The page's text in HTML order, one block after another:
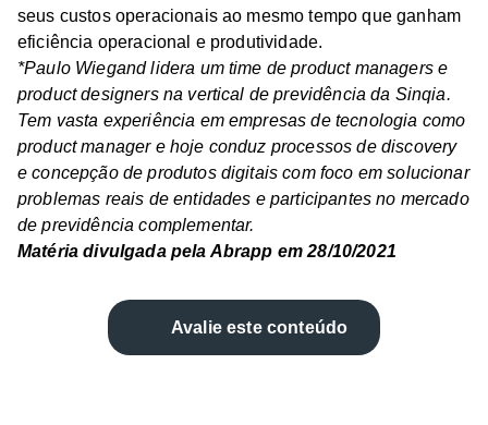
seus custos operacionais ao mesmo tempo que ganham
eficiência operacional e produtividade.
*Paulo Wiegand lidera um time de product managers e
product designers na vertical de previdência da Sinqia.
Tem vasta experiência em empresas de tecnologia como
product manager e hoje conduz processos de discovery
e concepção de produtos digitais com foco em solucionar
problemas reais de entidades e participantes no mercado
de previdência complementar.
Matéria divulgada pela Abrapp em 28/10/2021
Avalie este conteúdo